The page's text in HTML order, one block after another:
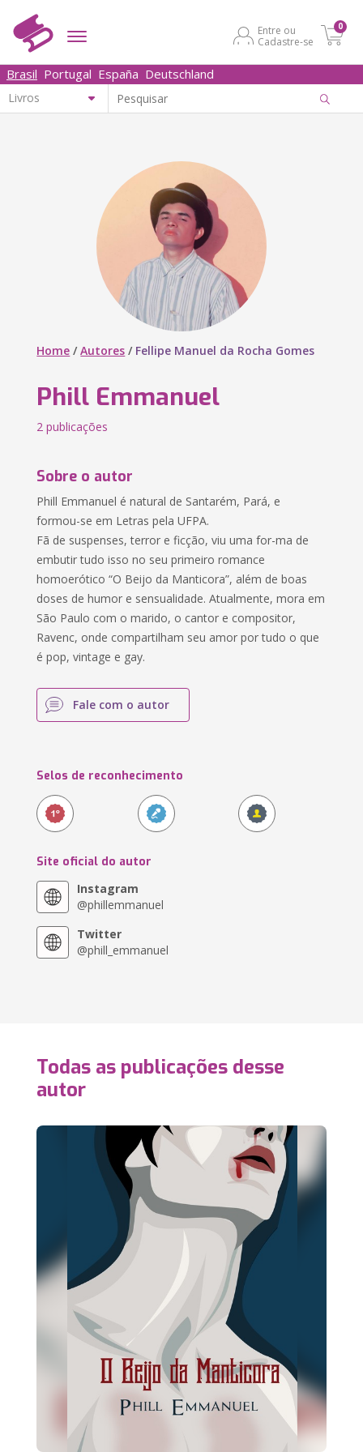
Entre ou
Cadastre-se
0
Brasil Portugal España Deutschland
Home /Autores / Fellipe Manuel da Rocha Gomes
Phill Emmanuel
2 publicações
Sobre o autor
Phill Emmanuel é natural de Santarém, Pará, e
formou-se em Letras pela UFPA.
Fã de suspenses, terror e ficção, viu uma for-ma de
embutir tudo isso no seu primeiro romance
homoerótico “O Beijo da Manticora”, além de boas
doses de humor e sensualidade. Atualmente, mora em
São Paulo com o marido, o cantor e compositor,
Ravenc, onde compartilham seu amor por tudo o que
é pop, vintage e gay.
Fale com o autor
Selos de reconhecimento
Site oficial do autor
Instagram
@phillemmanuel
Twitter
@phill_emmanuel
Todas as publicações desse
autor